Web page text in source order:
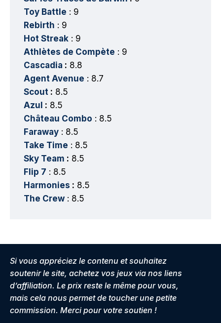
Toy Battle : 9
Rebirth : 9
Hot Streak : 9
Athlètes de Compète : 9
Cascadia : 8.8
Agent Avenue : 8.7
Scout : 8.5
Azul : 8.5
Château Combo : 8.5
Faraway : 8.5
Take Time : 8.5
Sky Team : 8.5
Flip 7 : 8.5
Harmonies : 8.5
The Crew : 8.5
Si vous appréciez le contenu et souhaitez
soutenir le site, achetez vos jeux via nos liens
d’affiliation. Le prix reste le même pour vous,
mais cela nous permet de toucher une petite
commission. Merci pour votre soutien !